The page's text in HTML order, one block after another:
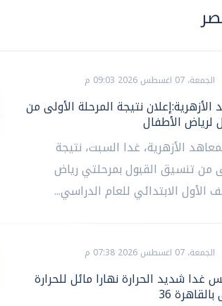
الجمعة، 07 اغسطس 2026 09:03 م
نتيجة المرحلة الأولى من
لرياض الأطفال
الأزهرية، غدا السبت، نتيجة
من تنسيق القبول بمرحلتي رياض
الأول الابتدائي للعام الدراسي...
الجمعة، 07 اغسطس 2026 07:38 م
غدا شديد الحرارة نهارا مائل للحرارة
36